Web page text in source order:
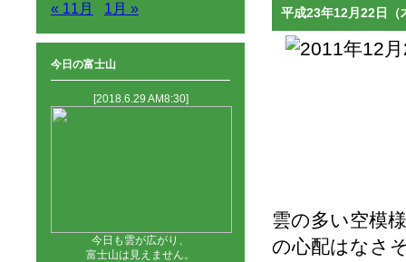
« 11月 1月 »
今日の富士山
[2018.6.29 AM8:30]
今日も雲が広がり、
富士山は見えません。
平成23年12月22日
雲の多い空模
の心配はなさ